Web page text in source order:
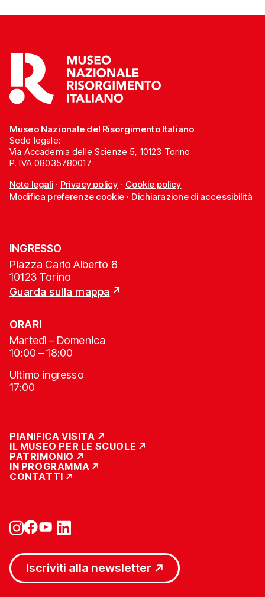
Museo Nazionale del Risorgimento Italiano
Sede legale:
Via Accademia delle Scienze 5, 10123 Torino
P. IVA 08035780017
Note legali· Privacy policy · Cookie policy
Modifica preferenze cookie· Dichiarazione di accessibilità
INGRESSO
Piazza Carlo Alberto 8
10123 Torino
Guarda sulla mappa
ORARI
Martedì – Domenica
10:00 – 18:00
Ultimo ingresso
17:00
PIANIFICA VISITA
IL MUSEO PER LE SCUOLE
PATRIMONIO
IN PROGRAMMA
CONTATTI
Iscriviti alla newsletter